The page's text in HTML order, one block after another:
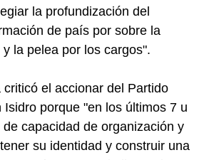
la profundización del
de país por sobre la
la pelea por los cargos".
el accionar del Partido
porque "en los últimos 7 u
capacidad de organización y
su identidad y construir una